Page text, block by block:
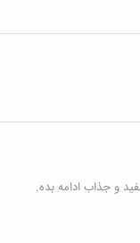
و جذاب ادامه بده.